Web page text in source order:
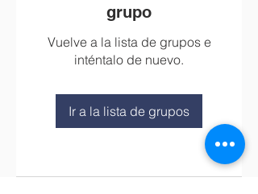
grupo
Vuelve a la lista de grupos e
inténtalo de nuevo.
Ir a la lista de grupos